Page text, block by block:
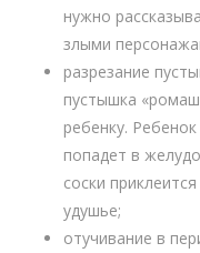
нужно
злыми
разрезание
пустышка
ребенку.
попадет в
соски
удушье;
отучивание в